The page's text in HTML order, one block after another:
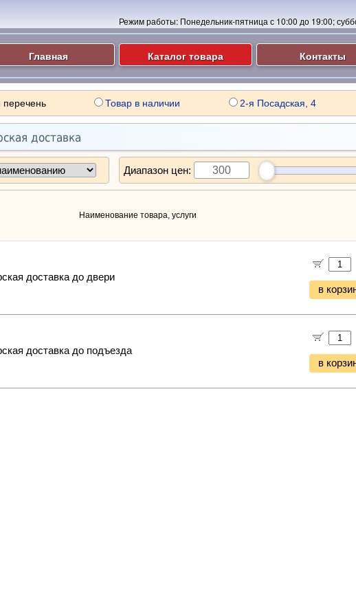
Режим работы: Понедельник-пятница с 10:00 до 19:00;
Главная Каталог товара Контакты
Товар в наличии 2-я Посадская, 4
доставка
Диапазон цен:
Наименование товара, услуги
доставка до двери
в
доставка до подъезда
в